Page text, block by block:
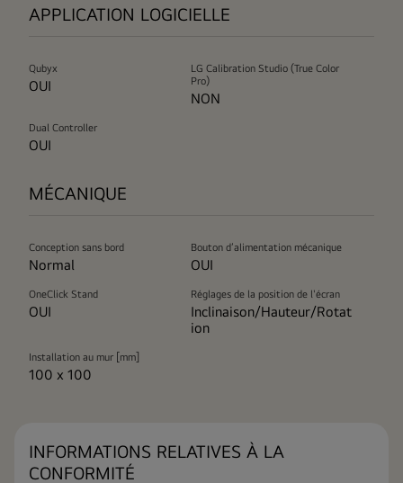
APPLICATION LOGICIELLE
Qubyx
OUI
LG Calibration Studio (True Color
Pro)
NON
Dual Controller
OUI
MÉCANIQUE
Conception sans bord
Normal
Bouton d’alimentation mécanique
OUI
OneClick Stand
OUI
Réglages de la position de l'écran
Inclinaison/Hauteur/Rotat
ion
Installation au mur [mm]
100 x 100
INFORMATIONS RELATIVES À LA
CONFORMITÉ